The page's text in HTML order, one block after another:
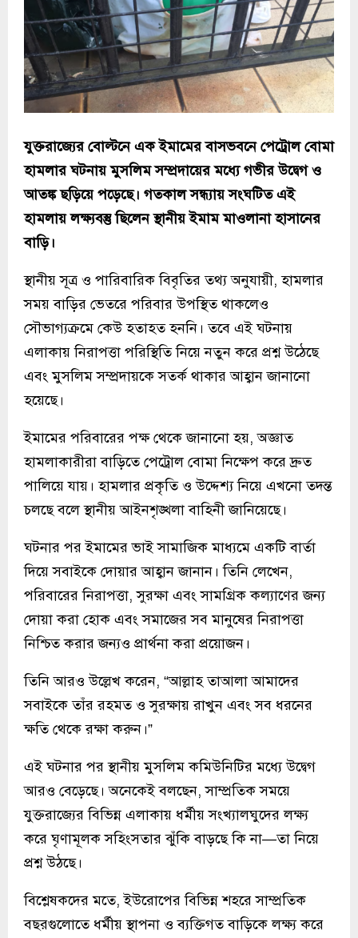
যুক্তরাজ্যের বোল্টনে এক ইমামের বাসভবনে পেট্রোল বোমা
হামলার ঘটনায় মুসলিম সম্প্রদায়ের মধ্যে গভীর উদ্বেগ ও
আতঙ্ক ছড়িয়ে পড়েছে। গতকাল সন্ধ্যায় সংঘটিত এই
হামলায় লক্ষ্যবস্তু ছিলেন স্থানীয় ইমাম মাওলানা হাসানের
বাড়ি।
স্থানীয় সূত্র ও পারিবারিক বিবৃতির তথ্য অনুযায়ী, হামলার
সময় বাড়ির ভেতরে পরিবার উপস্থিত থাকলেও
সৌভাগ্যক্রমে কেউ হতাহত হননি। তবে এই ঘটনায়
এলাকায় নিরাপত্তা পরিস্থিতি নিয়ে নতুন করে প্রশ্ন উঠেছে
এবং মুসলিম সম্প্রদায়কে সতর্ক থাকার আহ্বান জানানো
হয়েছে।
ইমামের পরিবারের পক্ষ থেকে জানানো হয়, অজ্ঞাত
হামলাকারীরা বাড়িতে পেট্রোল বোমা নিক্ষেপ করে দ্রুত
পালিয়ে যায়। হামলার প্রকৃতি ও উদ্দেশ্য নিয়ে এখনো তদন্ত
চলছে বলে স্থানীয় আইনশৃঙ্খলা বাহিনী জানিয়েছে।
ঘটনার পর ইমামের ভাই সামাজিক মাধ্যমে একটি বার্তা
দিয়ে সবাইকে দোয়ার আহ্বান জানান। তিনি লেখেন,
পরিবারের নিরাপত্তা, সুরক্ষা এবং সামগ্রিক কল্যাণের জন্য
দোয়া করা হোক এবং সমাজের সব মানুষের নিরাপত্তা
নিশ্চিত করার জন্যও প্রার্থনা করা প্রয়োজন।
তিনি আরও উল্লেখ করেন, “আল্লাহ তাআলা আমাদের
সবাইকে তাঁর রহমত ও সুরক্ষায় রাখুন এবং সব ধরনের
ক্ষতি থেকে রক্ষা করুন।”
এই ঘটনার পর স্থানীয় মুসলিম কমিউনিটির মধ্যে উদ্বেগ
আরও বেড়েছে। অনেকেই বলছেন, সাম্প্রতিক সময়ে
যুক্তরাজ্যের বিভিন্ন এলাকায় ধর্মীয় সংখ্যালঘুদের লক্ষ্য
করে ঘৃণামূলক সহিংসতার ঝুঁকি বাড়ছে কি না—তা নিয়ে
প্রশ্ন উঠছে।
বিশ্লেষকদের মতে, ইউরোপের বিভিন্ন শহরে সাম্প্রতিক
বছরগুলোতে ধর্মীয় স্থাপনা ও ব্যক্তিগত বাড়িকে লক্ষ্য করে